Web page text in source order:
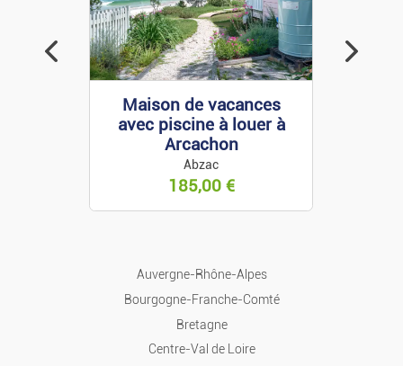
Se Loger
Locations De Vacances
Locations Mais./appart.
Ventes Mais./appart.
Colocations
Volvo XC40 micro
hybride neuf
Auvergne-Rhône-Alpes
Bourgogne-Franche-Comté
Bretagne
Centre-Val de Loire